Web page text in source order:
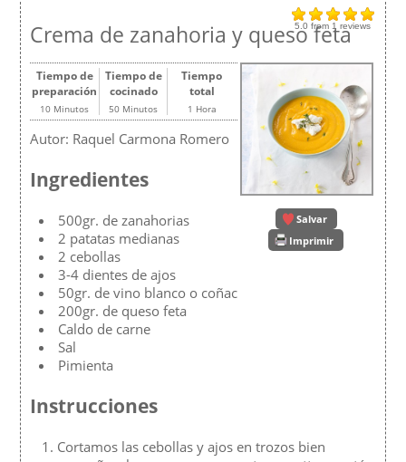
5.0 from 1 reviews
Crema de zanahoria y queso feta
Salvar
Imprimir
Tiempo de
preparación
10 Minutos
Tiempo de
cocinado
50 Minutos
Tiempo
total
1 Hora
Autor: Raquel Carmona Romero
Ingredientes
500gr. de zanahorias
2 patatas medianas
2 cebollas
3-4 dientes de ajos
50gr. de vino blanco o coñac
200gr. de queso feta
Caldo de carne
Sal
Pimienta
Instrucciones
Cortamos las cebollas y ajos en trozos bien